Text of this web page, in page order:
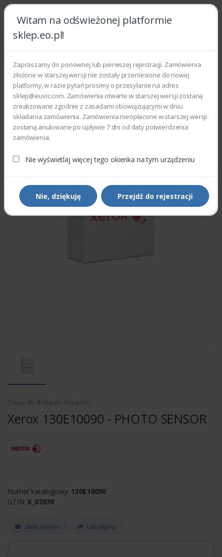
Witam na odświeżonej platformie
sklep.eo.pl!
Zapraszamy do ponownej lub pierwszej rejestracji. Zamówienia
złożone w starszej wersji nie zostały przeniesione do nowej
platformy, w razie pytań prosimy o przesyłanie na adres
sklep@euvic.com. Zamówienia otwarte w starszej wersji zostaną
zrealizowane zgodnie z zasadami obowiązującymi w dniu
składania zamówienia. Zamówienia nieopłacone w starszej wersji
zostaną anulowane po upływie 7 dni od daty potwierdzenia
zamówienia.
Nie wyświetlaj więcej tego okienka na tym urządzeniu
Nie, dziękuję Przejdź do rejestracji
Strona główna Części zamienne
Części do drukarek i kopiarek
Xerox 130E10090 - PHOTO SENSOR
Numer katalogowy: 130E10090
GTIN:X_07070
Zadaj pytanie Udostępnij